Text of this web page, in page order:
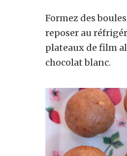
Formez des
reposer au
plateaux de film
chocolat blanc.